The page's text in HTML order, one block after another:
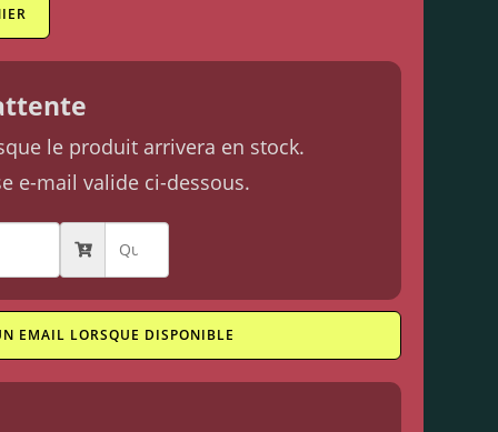
le produit arrivera en stock.
e-mail valide ci-dessous.
EMAIL LORSQUE DISPONIBLE